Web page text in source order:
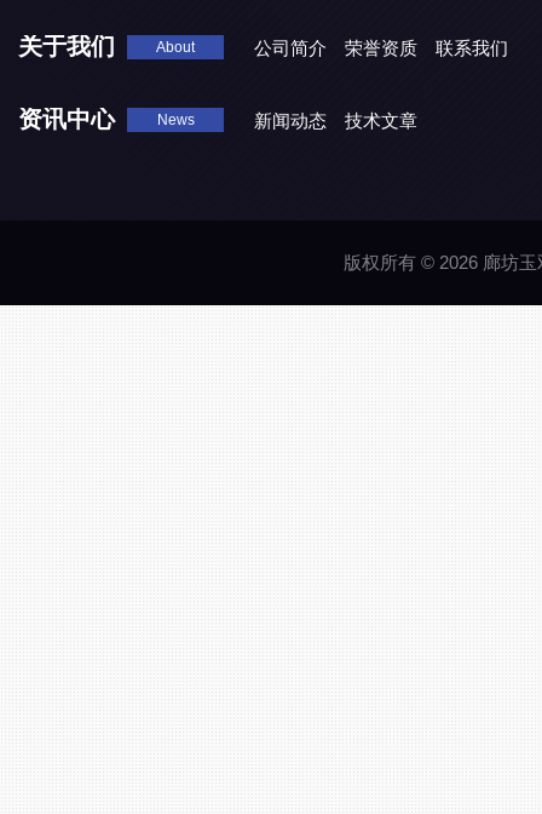
关于我们 About 公司简介 荣誉资质 联系我们
资讯中心 News 新闻动态 技术文章
版权所有 © 2026 廊坊